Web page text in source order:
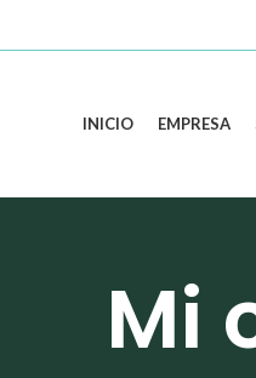
INICIO EMPRESA
Mi